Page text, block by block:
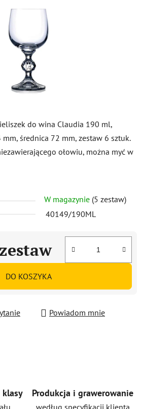
do wina Claudia 190 ml,
średnica 72 mm, zestaw 6 sztuk.
ołowiu, można myć w
W magazynie (5 zestaw)
40149/190ML
DO KOSZYKA
Powiadom mnie
klasy Produkcja i grawerowanie
według specyfikacji klienta